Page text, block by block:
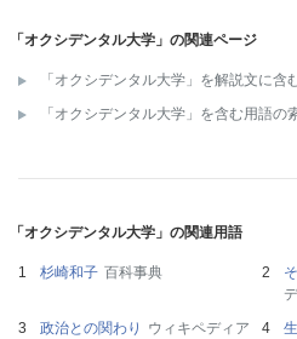
「オクシデンタル大学」の関連ページ
「オクシデンタル大学」を解説文に含
「オクシデンタル大学」を含む用語の
「オクシデンタル大学」の関連用語
杉崎和子 百科事典
政治との関わり
ウィキペディア